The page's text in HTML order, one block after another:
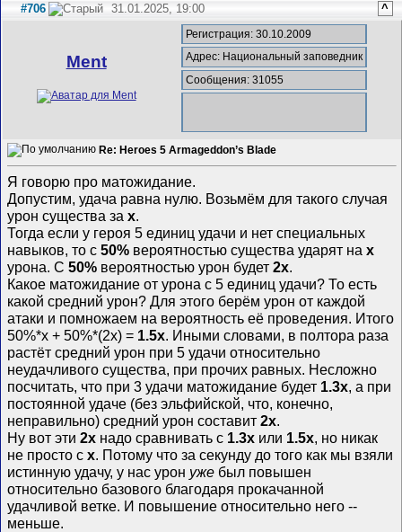
#706 31.01.2025, 19:00 ^
Ment
Регистрация: 30.10.2009
Адрес: Национальный заповедник
Сообщения: 31055
Re: Heroes 5 Armageddon’s Blade
Я говорю про матожидание.
Допустим, удача равна нулю. Возьмём для такого случая
урон существа заx.
Тогда если у героя 5 единиц удачи и нет специальных
навыков, то с50% вероятностью существа ударят наx
урона. С50% вероятностью урон будет2x.
Какое матожидание от урона с 5 единиц удачи? То есть
какой средний урон? Для этого берём урон от каждой
атаки и помножаем на вероятность её проведения. Итого
50%*x + 50%*(2x) = 1.5x. Иными словами, в полтора раза
растёт средний урон при 5 удачи относительно
неудачливого существа, при прочих равных. Несложно
посчитать, что при 3 удачи матожидание будет 1.3x, а при
постоянной удаче (без эльфийской, что, конечно,
неправильно) средний урон составит2x.
Ну вот эти2x надо сравнивать с 1.3x или 1.5x, но никак
не просто сx. Потому что за секунду до того как мы взяли
истинную удачу, у нас урон уже был повышен
относительно базового благодаря прокачанной
удачливой ветке. И повышение относительно него --
меньше.